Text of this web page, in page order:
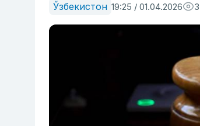
Ўзбекистон 19:25 / 01.04.2026